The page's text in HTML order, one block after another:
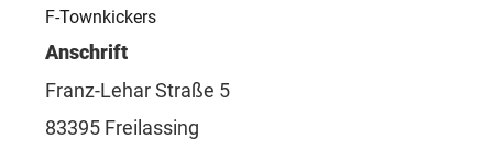
F-Townkickers
Anschrift
Franz-Lehar Straße 5
83395 Freilassing